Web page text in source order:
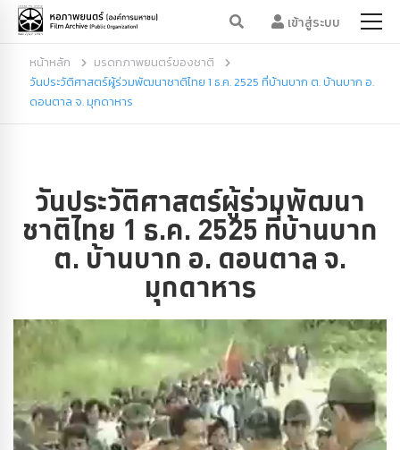
เข้าสู่ระบบ
หน้าหลัก
มรดกภาพยนตร์ของชาติ
วันประวัติศาสตร์ผู้ร่วมพัฒนาชาติไทย 1 ธ.ค. 2525 ที่บ้านบาก ต. บ้านบาก อ.
ดอนตาล จ. มุกดาหาร
วันประวัติศาสตร์ผู้ร่วมพัฒนา
ชาติไทย 1 ธ.ค. 2525 ที่บ้านบาก
ต. บ้านบาก อ. ดอนตาล จ.
มุกดาหาร